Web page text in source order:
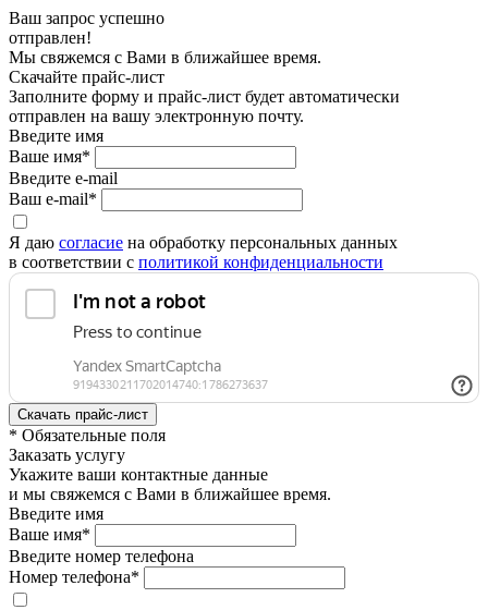
Ваш запрос успешно
отправлен!
Мы свяжемся с Вами в ближайшее время.
Скачайте прайс-лист
Заполните форму и прайс-лист будет автоматически
отправлен на вашу электронную почту.
Введите имя
Ваше имя*
Введите e-mail
Ваш e-mail*
Я даю согласие на обработку персональных данных
в соответствии с политикой конфиденциальности
* Обязательные поля
Заказать услугу
Укажите ваши контактные данные
и мы свяжемся с Вами в ближайшее время.
Введите имя
Ваше имя*
Введите номер телефона
Номер телефона*